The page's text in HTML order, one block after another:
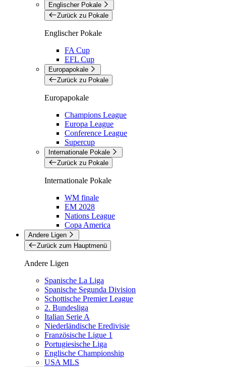
Englischer Pokale
Zurück zu Pokale
Englischer Pokale
FA Cup
EFL Cup
Europapokale
Zurück zu Pokale
Europapokale
Champions League
Europa League
Conference League
Supercup
Internationale Pokale
Zurück zu Pokale
Internationale Pokale
WM finale
EM 2028
Nations League
Copa America
Andere Ligen
Zurück zum Hauptmenü
Andere Ligen
Spanische La Liga
Spanische Segunda Division
Schottische Premier League
2. Bundesliga
Italian Serie A
Niederländische Eredivisie
Französische Ligue 1
Portugiesische Liga
Englische Championship
USA MLS